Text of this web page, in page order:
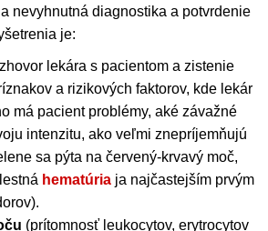
nevyhnutná diagnostika a potvrdenie
je:
lekára s pacientom a zistenie
a rizikových faktorov, kde lekár
má pacient problémy, aké závažné
intenzitu, ako veľmi znepríjemňujú
sa pýta na červený-krvavý moč,
hematúria ja najčastejším prvým
(prítomnosť leukocytov, erytrocytov